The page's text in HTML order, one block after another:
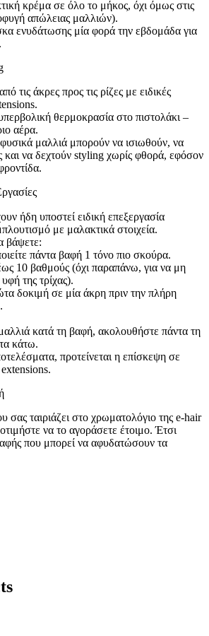
κρέμα σε όλο το μήκος, όχι όμως στις
απώλειας μαλλιών).
ενυδάτωσης μία φορά την εβδομάδα για
τις άκρες προς τις ρίζες με ειδικές
θερμοκρασία στο πιστολάκι –
αέρα.
μαλλιά μπορούν να ισιωθούν, να
και να δεχτούν styling χωρίς φθορά, εφόσον
ήδη υποστεί ειδική επεξεργασία
με μαλακτικά στοιχεία.
βάψετε:
πάντα βαφή 1 τόνο πιο σκούρα.
10 βαθμούς (όχι παραπάνω, για να μη
της τρίχας).
δοκιμή σε μία άκρη πριν την πλήρη
κατά τη βαφή, ακολουθήστε πάντα τη
κάτω.
προτείνεται η επίσκεψη σε
σας ταιριάζει στο χρωματολόγιο της e-hair
να το αγοράσετε έτοιμο. Έτσι
που μπορεί να αφυδατώσουν τα